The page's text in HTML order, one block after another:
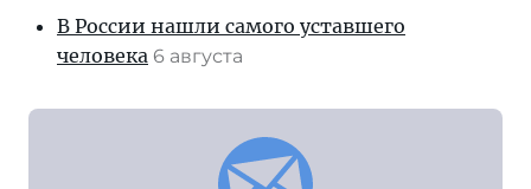
В России нашли самого уставшего
человека 6 августа